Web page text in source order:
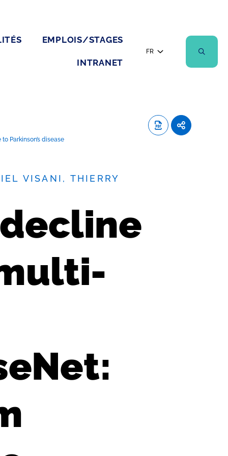
EMPLOIS/STAGES
INTRANET
FR
Parkinson’s disease
VISANI, THIERRY